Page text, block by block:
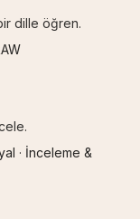
dille öğren.
· İnceleme &